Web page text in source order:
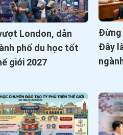
London, dẫn
phố du học tốt
giới 2027
Đừng
Đây